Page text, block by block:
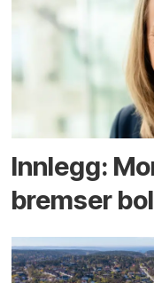
Innlegg:
bremser